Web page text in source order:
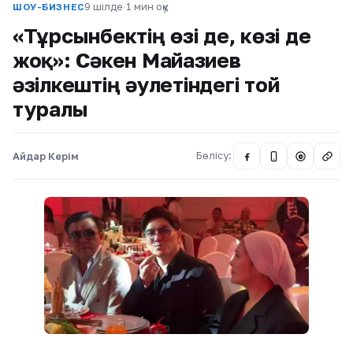
ШОУ-БИЗНЕС9 шілде·1 мин оқу
«Тұрсынбектің өзі де, көзі де
жоқ»: Сәкен Майғазиев
әзілкештің әулетіндегі той
туралы
Айдар Керім Бөлісу: @